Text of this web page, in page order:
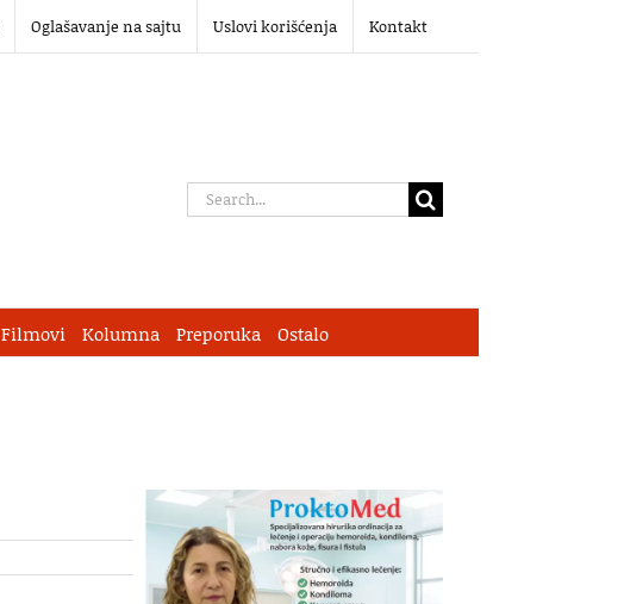
Oglašavanje na sajtu Uslovi korišćenja Kontakt
Search
Filmovi Kolumna Preporuka Ostalo